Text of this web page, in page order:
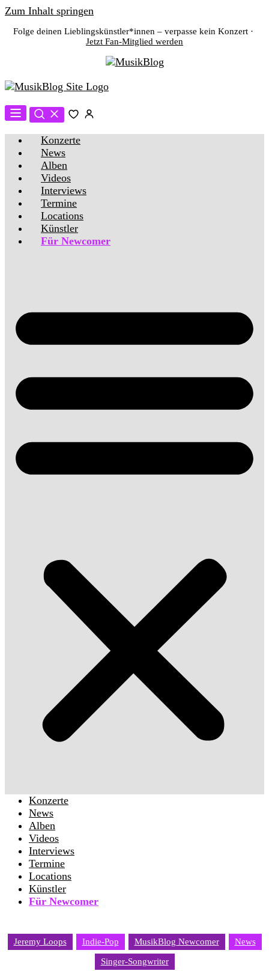
Zum Inhalt springen
Folge deinen Lieblingskünstler*innen – verpasse kein Konzert ·
Jetzt Fan-Mitglied werden
Konzerte
News
Alben
Videos
Interviews
Termine
Locations
Künstler
Für Newcomer
Konzerte
News
Alben
Videos
Interviews
Termine
Locations
Künstler
Für Newcomer
Jeremy Loops Indie-Pop MusikBlog Newcomer News
Singer-Songwriter